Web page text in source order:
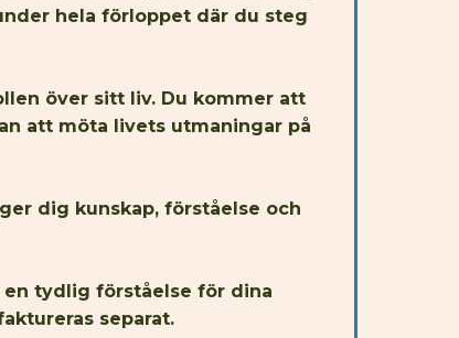
hela förloppet där du steg
över sitt liv. Du kommer att
att möta livets utmaningar på
dig kunskap, förståelse och
tydlig förståelse för dina
separat.